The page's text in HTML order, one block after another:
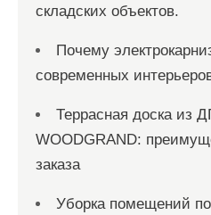
складских объектов.
Почему
современных
Террасная доска из
WOODGRAND:
заказа
Уборка помещений